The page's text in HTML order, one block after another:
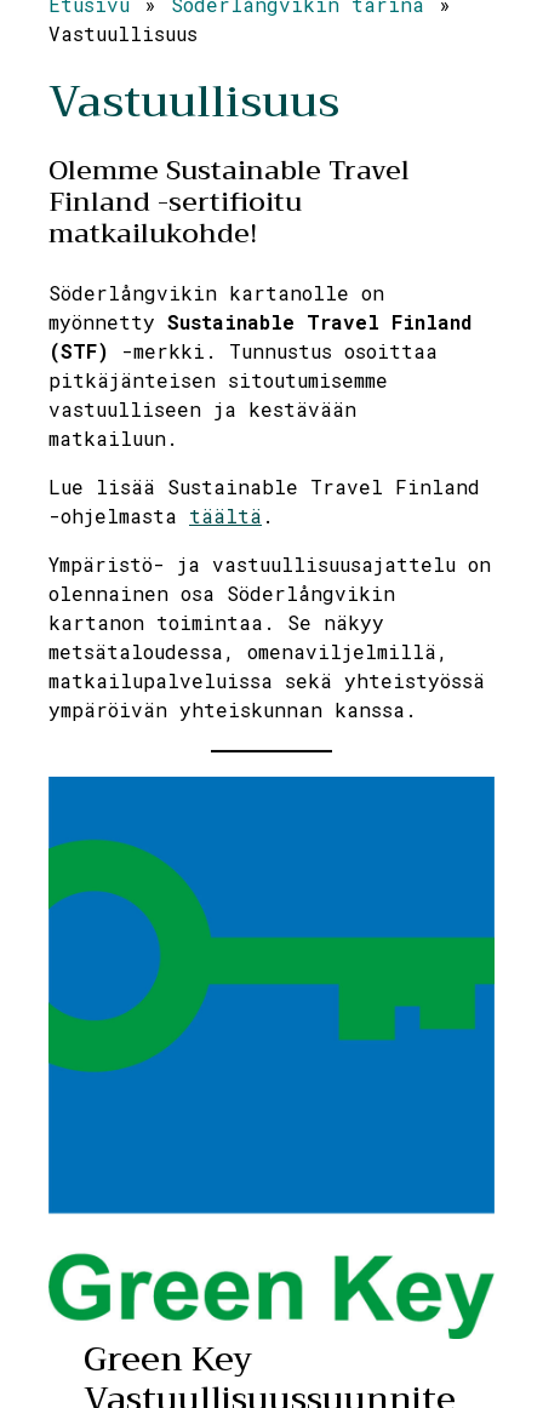
Vastuullisuus
Vastuullisuus
Olemme Sustainable Travel
Finland -sertifioitu
matkailukohde!
Söderlångvikin kartanolle on
myönnetty Sustainable Travel Finland
(STF) -merkki. Tunnustus osoittaa
pitkäjänteisen sitoutumisemme
vastuulliseen ja kestävään
matkailuun.
Lue lisää Sustainable Travel Finland
-ohjelmasta täältä .
Ympäristö- ja vastuullisuusajattelu on
olennainen osa Söderlångvikin
kartanon toimintaa. Se näkyy
metsätaloudessa, omenaviljelmillä,
matkailupalveluissa sekä yhteistyössä
ympäröivän yhteiskunnan kanssa.
Green Key